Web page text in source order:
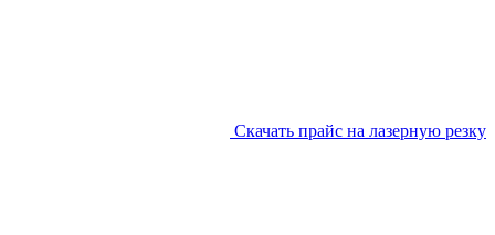
Скачать прайс на лазерную резку